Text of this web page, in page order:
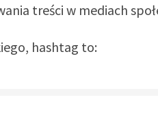
treści w mediach
hashtag to: